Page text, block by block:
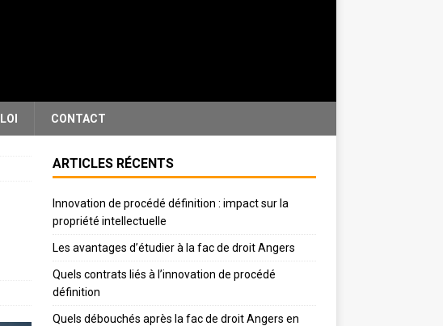
LOI CONTACT
ARTICLES RÉCENTS
Innovation de procédé définition : impact sur la
propriété intellectuelle
Les avantages d’étudier à la fac de droit Angers
Quels contrats liés à l’innovation de procédé
définition
Quels débouchés après la fac de droit Angers en